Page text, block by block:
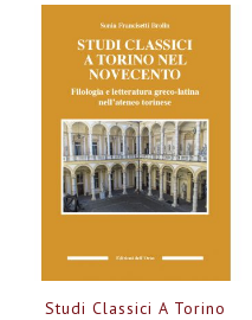
Studi Classici A Torino